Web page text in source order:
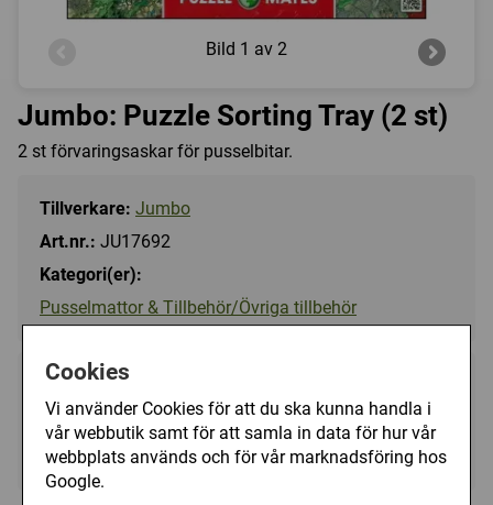
Cookies
Vi använder Cookies för att du ska kunna handla i
vår webbutik samt för att samla in data för hur vår
webbplats används och för vår marknadsföring hos
Google.
Bild 1 av 2
Jumbo: Puzzle Sorting Tray (2 st)
2 st förvaringsaskar för pusselbitar.
Tillverkare: Jumbo
Art.nr.: JU17692
Kategori(er):
Pusselmattor & Tillbehör/Övriga tillbehör
99 kr Utgått
Ej tillgänglig